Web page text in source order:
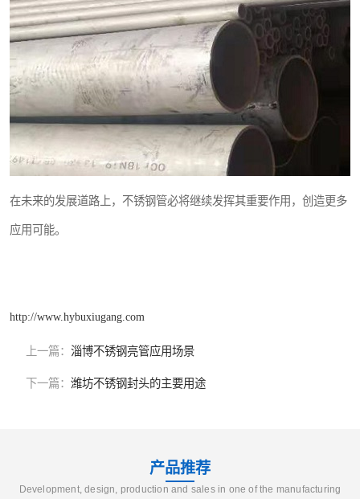
在未来的发展道路上，不锈钢管必将继续发挥其重要作用，创造更多
应用可能。
http://www.hybuxiugang.com
上一篇： 淄博不锈钢亮管应用场景
下一篇： 潍坊不锈钢封头的主要用途
产品推荐
Development, design, production and sales in one of the manufacturing